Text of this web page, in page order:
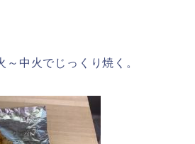
～中火でじっくり焼く。